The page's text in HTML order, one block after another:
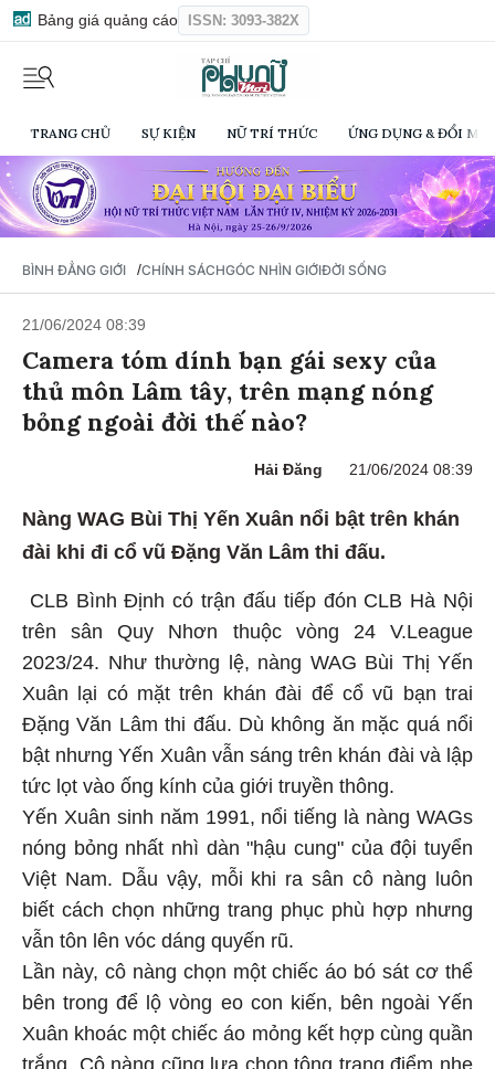
Bảng giá quảng cáo ISSN: 3093-382X
TRANG CHỦ SỰ KIỆN NỮ TRÍ THỨC ỨNG DỤNG & ĐỔI
BÌNH ĐẲNG GIỚI /CHÍNH SÁCHGÓC NHÌN GIỚIĐỜI SỐNG
21/06/2024 08:39
Camera tóm dính bạn gái sexy của
thủ môn Lâm tây, trên mạng nóng
bỏng ngoài đời thế nào?
Hải Đăng 21/06/2024 08:39
Nàng WAG Bùi Thị Yến Xuân nổi bật trên khán
đài khi đi cổ vũ Đặng Văn Lâm thi đấu.
CLB Bình Định có trận đấu tiếp đón CLB Hà Nội
trên sân Quy Nhơn thuộc vòng 24 V.League
2023/24. Như thường lệ, nàng WAG Bùi Thị Yến
Xuân lại có mặt trên khán đài để cổ vũ bạn trai
Đặng Văn Lâm thi đấu. Dù không ăn mặc quá nổi
bật nhưng Yến Xuân vẫn sáng trên khán đài và lập
tức lọt vào ống kính của giới truyền thông.
Yến Xuân sinh năm 1991, nổi tiếng là nàng WAGs
nóng bỏng nhất nhì dàn "hậu cung" của đội tuyển
Việt Nam. Dẫu vậy, mỗi khi ra sân cô nàng luôn
biết cách chọn những trang phục phù hợp nhưng
vẫn tôn lên vóc dáng quyến rũ.
Lần này, cô nàng chọn một chiếc áo bó sát cơ thể
bên trong để lộ vòng eo con kiến, bên ngoài Yến
Xuân khoác một chiếc áo mỏng kết hợp cùng quần